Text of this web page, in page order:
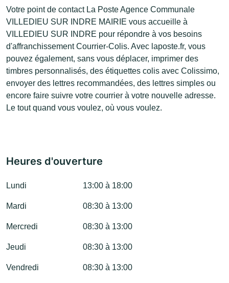
Votre point de contact La Poste Agence Communale
VILLEDIEU SUR INDRE MAIRIE vous accueille à
VILLEDIEU SUR INDRE pour répondre à vos besoins
d'affranchissement Courrier-Colis. Avec laposte.fr, vous
pouvez également, sans vous déplacer, imprimer des
timbres personnalisés, des étiquettes colis avec Colissimo,
envoyer des lettres recommandées, des lettres simples ou
encore faire suivre votre courrier à votre nouvelle adresse.
Le tout quand vous voulez, où vous voulez.
Heures d'ouverture
Lundi 13:00 à 18:00
Mardi 08:30 à 13:00
Mercredi 08:30 à 13:00
Jeudi 08:30 à 13:00
Vendredi 08:30 à 13:00